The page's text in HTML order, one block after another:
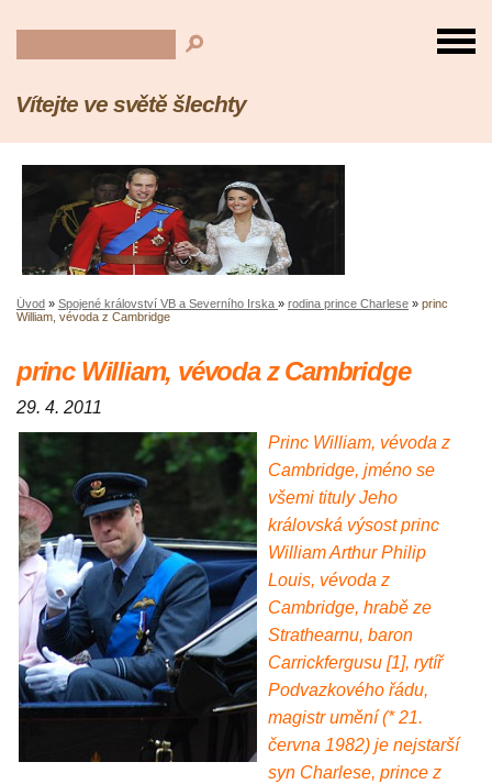
Vítejte ve světě šlechty
Úvod » Spojené království VB a Severního Irska » rodina prince Charlese » princ
William, vévoda z Cambridge
princ William, vévoda z Cambridge
29. 4. 2011
Princ William, vévoda z
Cambridge, jméno se
všemi tituly Jeho
královská výsost princ
William Arthur Philip
Louis, vévoda z
Cambridge, hrabě ze
Strathearnu, baron
Carrickfergusu [1], rytíř
Podvazkového řádu,
magistr umění (* 21.
června 1982) je nejstarší
syn Charlese, prince z